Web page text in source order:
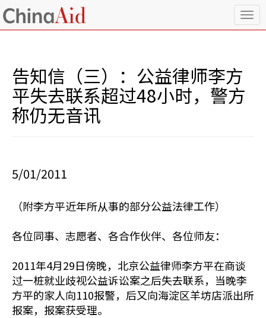
T
o
告知信（三）：公益律师李方
平失去联系超过48小时，警方
称仍无音讯
5/01/2011
（附李方平近年所从事的部分公益法律工作）
各位同事、志愿者、各合作伙伴、各位师友：
2011年4月29日傍晚，北京公益律师李方平在商谈
过一桩就业歧视公益诉讼案之后失去联系，当晚李
方平的家人向110报警，后又向海淀区羊坊店派出所
报案，报案获受理。